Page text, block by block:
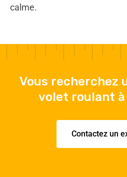
calme.
Vous recherchez
volet roulant à
Contactez un